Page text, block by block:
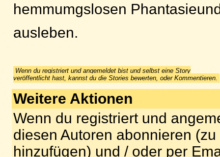
hemmumgslosen
ausleben.
Wenn du registriert und angemeldet bist und selbst eine Story
veröffentlicht hast, kannst du die Stories bewerten, oder Kommentieren.
Weitere Aktionen
Wenn du registriert und
diesen Autoren abonnieren
hinzufügen) und / oder per